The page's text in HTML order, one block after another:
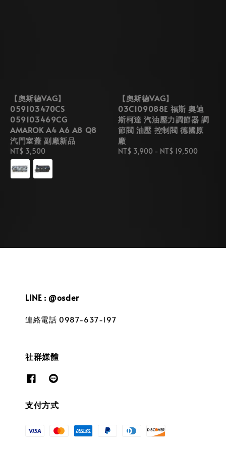
【奧斯德VAG】
059103470CS
059103469CG
AMAROK A4 A6 A8 Q8
汽門室蓋 副廠新品
Regular
price
NT$ 3,500
【奧斯德VAG】
03C109088E 福斯 奧迪
斯柯達 汽油壓力調節器 調
節閥 油壓 控制閥 德國原
廠
Regular
NT$ 3,900 - NT$ 19,500
LINE : @osder
連絡電話 0987-637-197
社群媒體
支付方式